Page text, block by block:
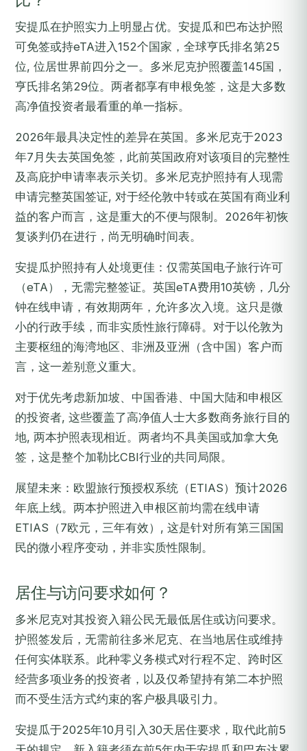
安提瓜在护照实力上明显占优。安提瓜和巴布达护照
可免签或持eTA进入152个国家，全球亨氏排名第25
位, 位居世界前四分之一。多米尼克护照覆盖145国，
亨氏排名第29位。两者都享有申根免签，这是大多数
高净值投资者最看重的单一指标。
2026年最具决定性的差异在英国。多米尼克于2023
年7月失去英国免签，此前英国政府对该项目的完整性
及高庇护申请率表示关切。多米尼克护照持有人现需
申请完整英国签证, 对于经伦敦中转或在英国有商业利
益的客户而言，这是重大的不便与限制。2026年初恢
复谈判仍在进行，尚无明确时间表。
安提瓜护照持有人处境更佳：仅需英国电子旅行许可
（eTA），无需完整签证。英国eTA费用10英镑，几分
钟在线申请，有效期两年，允许多次入境。这只是微
小的行政手续，而非实质性旅行障碍。对于以伦敦为
主要枢纽的海湾地区、非洲及亚洲（含中国）客户而
言，这一差别意义重大。
对于优先考虑新加坡、中国香港、中国大陆和申根区
的投资者, 这些覆盖了高净值人士大多数商务旅行目的
地, 两本护照表现相近。两者均不具美国或加拿大免
签，这是整个加勒比CBI行业的共同局限。
展望未来：欧盟旅行预授权系统（ETIAS）预计2026
年底上线。两本护照进入申根区前均需在线申请
ETIAS（7欧元，三年有效）, 这是针对所有第三国国
民的微小程序变动，并非实质性限制。
居住与访问要求如何？
多米尼克对其投资入籍公民无最低居住或访问要求。
护照签发后，无需前往多米尼克、在当地居住或维持
任何实体联系。此种零义务模式对行程不定、跨时区
经营多项业务的投资者，以及仅希望持有第二本护照
而不受生活方式约束的客户极具吸引力。
安提瓜于2025年10月引入30天居住要求，取代此前5